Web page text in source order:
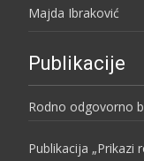
Majda Ibraković
Publikacije
Rodno odgovorno
Publikacija „Prikazi